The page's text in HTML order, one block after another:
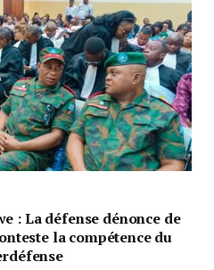
: La défense dénonce de
la compétence du